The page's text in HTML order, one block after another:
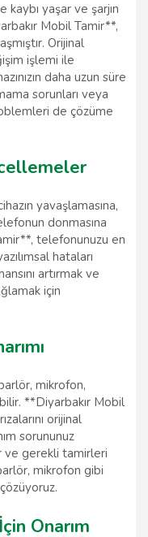
yaşar ve şarjın
Mobil Tamir**,
Orijinal
işlemi ile
daha uzun süre
sorunları veya
de çözüme
yavaşlamasına,
donmasına
telefonunuzu en
hataları
artırmak ve
için
mikrofon,
**Diyarbakır Mobil
orijinal
sorununuz
ve gerekli tamirleri
mikrofon gibi
Onarım